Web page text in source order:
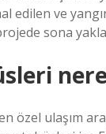
edilen ve
sona
özel ulaşım